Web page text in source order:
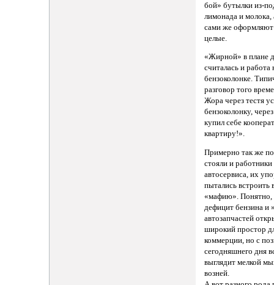
бой» бутылки из-
лимонада и молока,
сами же оформляют
целые.
«Жирной» в плане
считалась и работа
бензоколонке.
разговор того
Жора через тестя
бензоколонку,
купил себе
квартиру!».
Примерно так же
стояли и работники
автосервиса, их
пытались встроить
«мафию». Понятно,
дефицит бензина и
автозапчастей
широкий простор
коммерции, но с
сегодняшнего дня
выглядит мелкой
возней.